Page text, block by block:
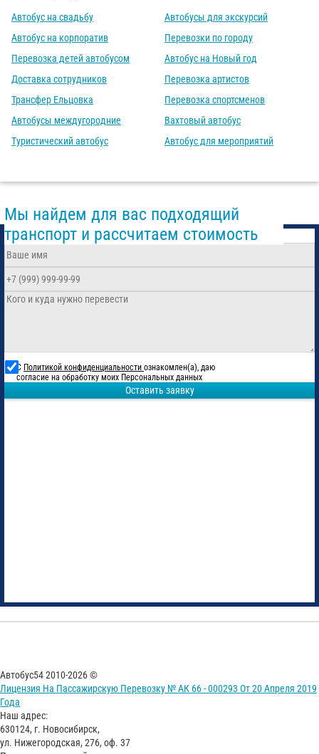
Автобус на свадьбу
Автобус на корпоратив
Перевозка детей автобусом
Доставка сотрудников
Трансфер Ельцовка
Автобусы междугородние
Туристический автобус
Автобусы для экскурсий
Перевозки по городу
Автобус на Новый год
Перевозка артистов
Перевозка спортсменов
Вахтовый автобус
Автобус для мероприятий
Мы найдем для вас подходящий
транспорт и рассчитаем стоимость
С Политикой конфиденциальности ознакомлен(а), даю
согласие на обработку моих Персональных данных
Оставить заявку
Автобус54 2010-2026 ©
Лицензия На Пассажирскую Перевозку № АК 66 - 000293 От 20 Апреля 2019
Года
Наш адрес:
630124, г. Новосибирск,
ул. Нижегородская, 276, оф. 37